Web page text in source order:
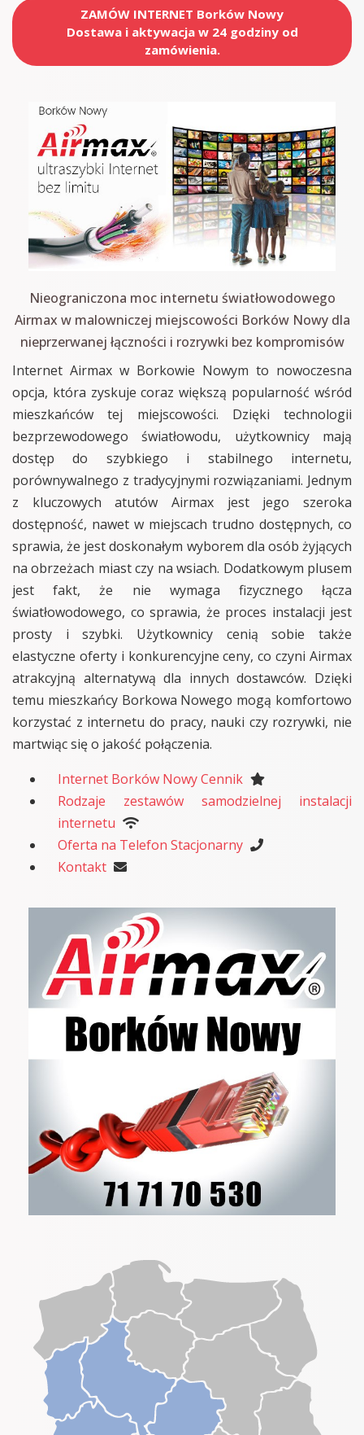
ZAMÓW INTERNET Borków Nowy
Dostawa i aktywacja w 24 godziny od
zamówienia.
Nieograniczona moc internetu światłowodowego
Airmax w malowniczej miejscowości Borków Nowy dla
nieprzerwanej łączności i rozrywki bez kompromisów
Internet Airmax w Borkowie Nowym to nowoczesna
opcja, która zyskuje coraz większą popularność wśród
mieszkańców tej miejscowości. Dzięki technologii
bezprzewodowego światłowodu, użytkownicy mają
dostęp do szybkiego i stabilnego internetu,
porównywalnego z tradycyjnymi rozwiązaniami. Jednym
z kluczowych atutów Airmax jest jego szeroka
dostępność, nawet w miejscach trudno dostępnych, co
sprawia, że jest doskonałym wyborem dla osób żyjących
na obrzeżach miast czy na wsiach. Dodatkowym plusem
jest fakt, że nie wymaga fizycznego łącza
światłowodowego, co sprawia, że proces instalacji jest
prosty i szybki. Użytkownicy cenią sobie także
elastyczne oferty i konkurencyjne ceny, co czyni Airmax
atrakcyjną alternatywą dla innych dostawców. Dzięki
temu mieszkańcy Borkowa Nowego mogą komfortowo
korzystać z internetu do pracy, nauki czy rozrywki, nie
martwiąc się o jakość połączenia.
Internet Borków Nowy Cennik
Rodzaje zestawów samodzielnej instalacji
internetu
Oferta na Telefon Stacjonarny
Kontakt